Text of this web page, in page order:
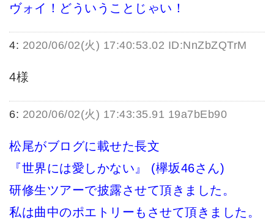
ヴォイ！どういうことじゃい！
4: 2020/06/02(火) 17:40:53.02 ID:NnZbZQTrM
4様
6: 2020/06/02(火) 17:43:35.91 19a7bEb90
松尾がブログに載せた長文
『世界には愛しかない』 (欅坂46さん)
研修生ツアーで披露させて頂きました。
私は曲中のポエトリーもさせて頂きました。